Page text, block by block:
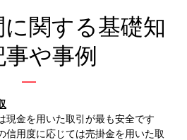
関する基礎知
や事例
現金を用いた取引が最も安全です
信用度に応じては売掛金を用いた取